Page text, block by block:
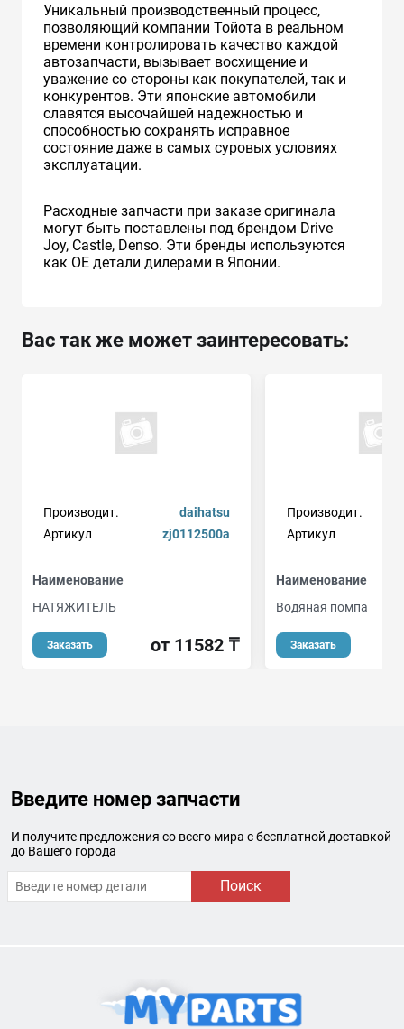
Уникальный производственный процесс,
позволяющий компании Тойота в реальном
времени контролировать качество каждой
автозапчасти, вызывает восхищение и
уважение со стороны как покупателей, так и
конкурентов. Эти японские автомобили
славятся высочайшей надежностью и
способностью сохранять исправное
состояние даже в самых суровых условиях
эксплуатации.
Расходные запчасти при заказе оригинала
могут быть поставлены под брендом Drive
Joy, Castle, Denso. Эти бренды используются
как ОЕ детали дилерами в Японии.
Вас так же может заинтересовать:
Производит.
daihatsu
Артикул
zj0112500a
Наименование
НАТЯЖИТЕЛЬ
Заказать от 11582 ₸
Производит.
Артикул
Наименование
Водяная помпа
Заказать
Введите номер запчасти
И получите предложения со всего мира с бесплатной доставкой
до Вашего города
Поиск